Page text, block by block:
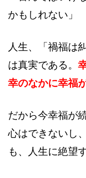
かもしれない」
人生、「禍福は
は真実である。
幸のなかに幸福
だから今幸福が
心はできないし
も、人生に絶望